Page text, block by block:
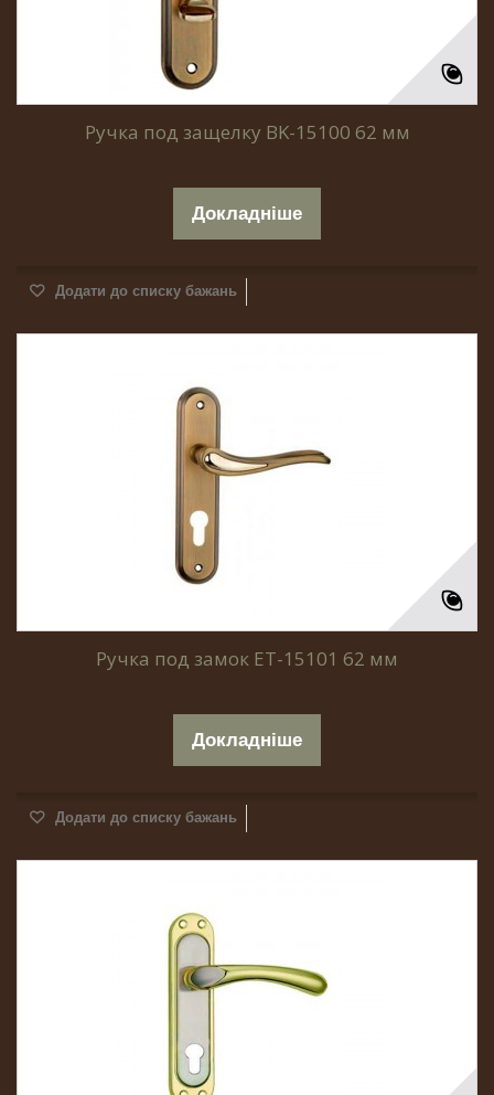
Ручка под защелку BK-15100 62 мм
Докладніше
Додати до списку бажань
Ручка под замок ET-15101 62 мм
Докладніше
Додати до списку бажань